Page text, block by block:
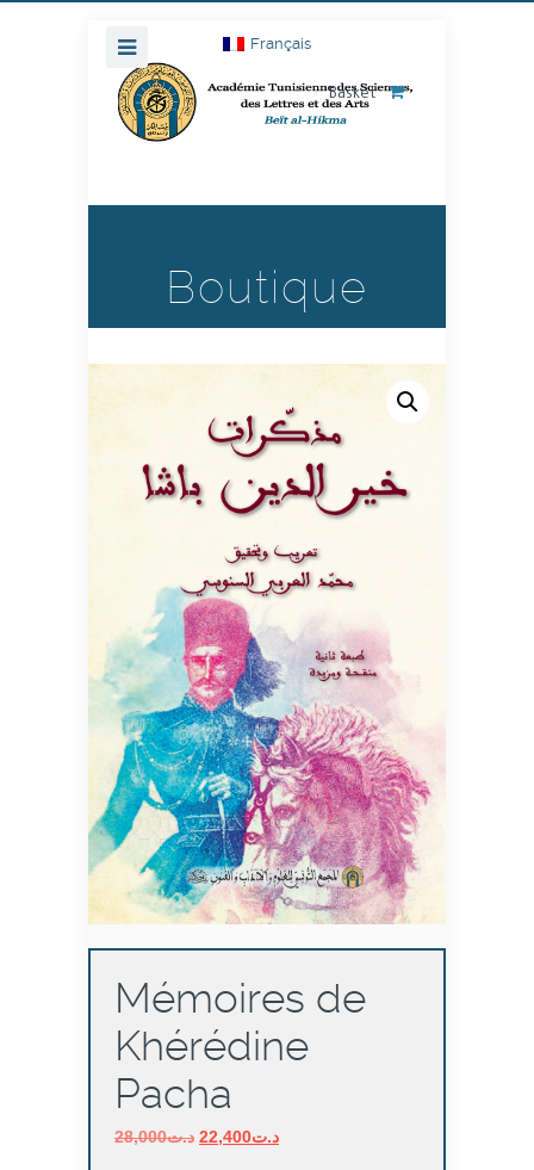
Français
Basket
Boutique
Mémoires de
Khérédine
Pacha
د.ت28,000
Le
د.ت22,400
Le